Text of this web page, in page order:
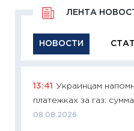
НОВОСТИ
ЛЕНТА
13:41
Украинцам
платежках за газ:
08.08.2026